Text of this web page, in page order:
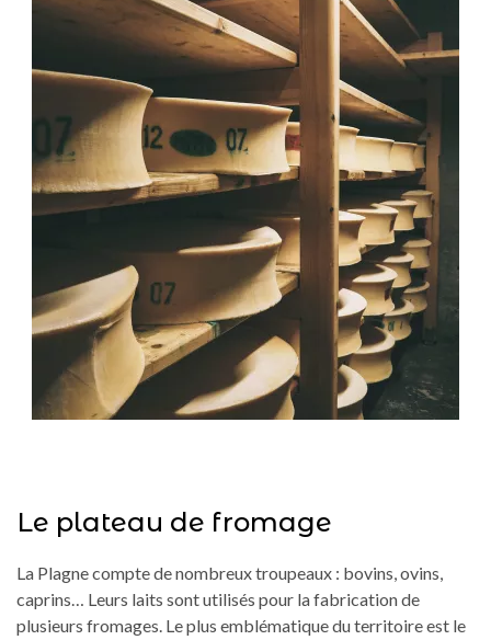
Le plateau de fromage
La Plagne compte de nombreux troupeaux : bovins, ovins,
caprins… Leurs laits sont utilisés pour la fabrication de
plusieurs fromages. Le plus emblématique du territoire est le